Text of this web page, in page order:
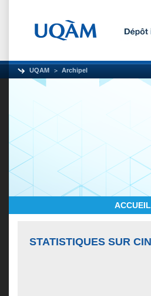
UQAM Archipel
ACCUEIL
STATISTIQUES SUR